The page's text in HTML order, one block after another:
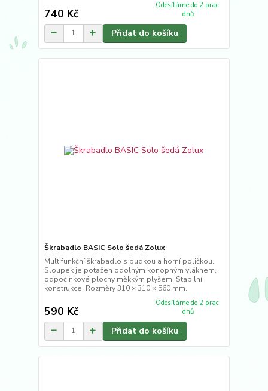
740 Kč
Odesíláme do 2 prac.
dnů
Přidat do košíku
Škrabadlo BASIC Solo šedá Zolux
Multifunkční škrabadlo s budkou a horní poličkou.
Sloupek je potažen odolným konopným vláknem,
odpočinkové plochy měkkým plyšem. Stabilní
konstrukce. Rozměry 310 × 310 × 560 mm.
590 Kč
Odesíláme do 2 prac.
dnů
Přidat do košíku